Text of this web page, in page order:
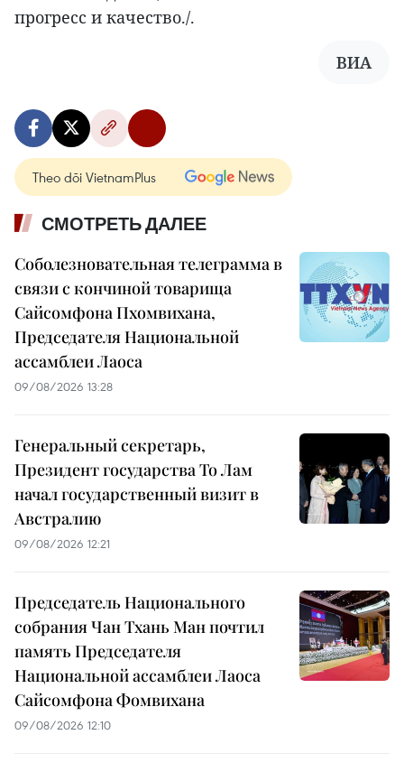
прогресс и качество./.
ВИА
Theo dõi VietnamPlus
СМОТРЕТЬ ДАЛЕЕ
Соболезновательная телеграмма в
связи с кончиной товарища
Сайсомфона Пхомвихана,
Председателя Национальной
ассамблеи Лаоса
09/08/2026 13:28
Генеральный секретарь,
Президент государства То Лам
начал государственный визит в
Австралию
09/08/2026 12:21
Председатель Национального
собрания Чан Тхань Ман почтил
память Председателя
Национальной ассамблеи Лаоса
Сайсомфона Фомвихана
09/08/2026 12:10